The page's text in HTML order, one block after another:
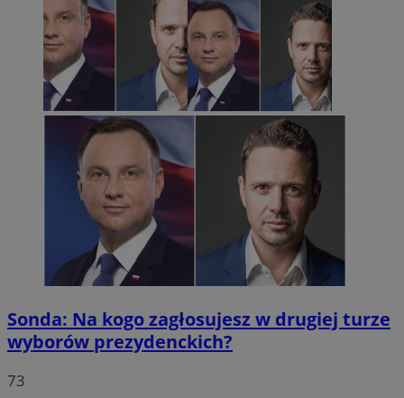
Sonda: Na kogo zagłosujesz w drugiej turze
wyborów prezydenckich?
73